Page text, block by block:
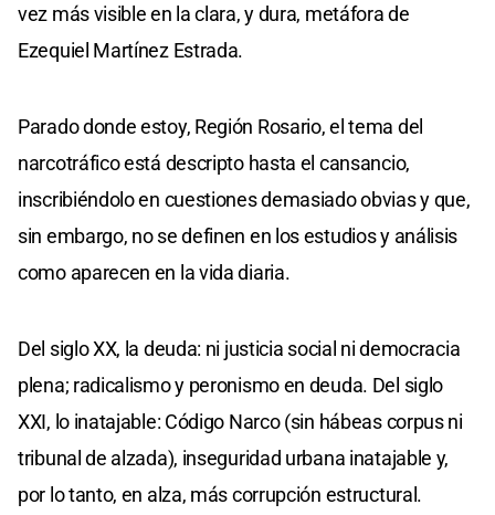
vez más visible en la clara, y dura, metáfora de
Ezequiel Martínez Estrada.
Parado donde estoy, Región Rosario, el tema del
narcotráfico está descripto hasta el cansancio,
inscribiéndolo en cuestiones demasiado obvias y que,
sin embargo, no se definen en los estudios y análisis
como aparecen en la vida diaria.
Del siglo XX, la deuda: ni justicia social ni democracia
plena; radicalismo y peronismo en deuda. Del siglo
XXI, lo inatajable: Código Narco (sin hábeas corpus ni
tribunal de alzada), inseguridad urbana inatajable y,
por lo tanto, en alza, más corrupción estructural.